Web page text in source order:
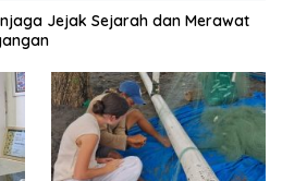
Jejak Sejarah dan Merawat